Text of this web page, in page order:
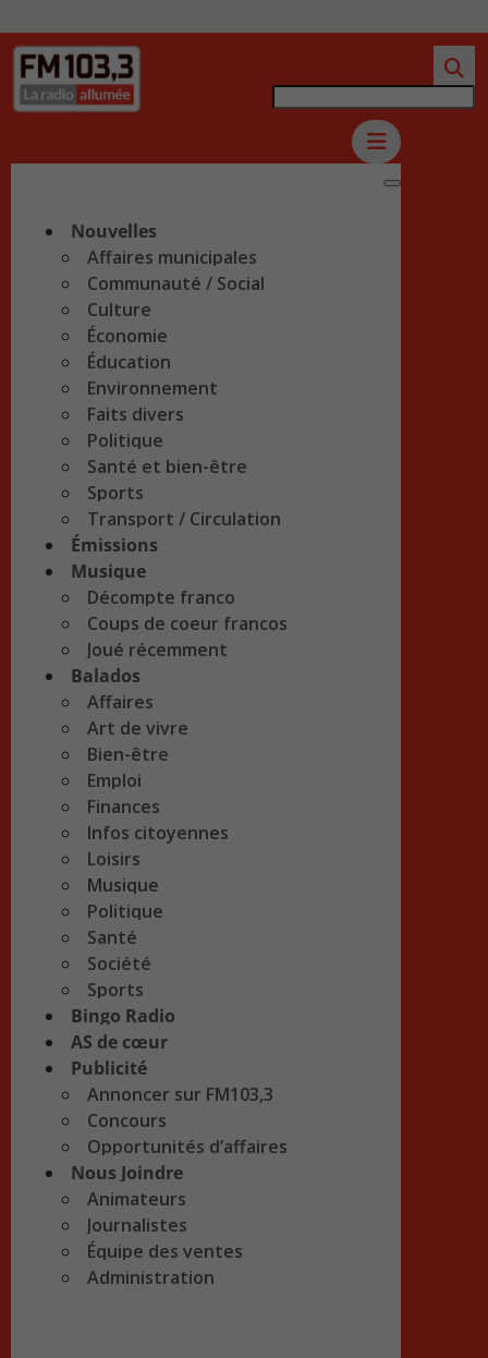
Nouvelles
Affaires municipales
Communauté / Social
Culture
Économie
Éducation
Environnement
Faits divers
Politique
Santé et bien-être
Sports
Transport / Circulation
Émissions
Musique
Décompte franco
Coups de coeur francos
Joué récemment
Balados
Affaires
Art de vivre
Bien-être
Emploi
Finances
Infos citoyennes
Loisirs
Musique
Politique
Santé
Société
Sports
Bingo Radio
AS de cœur
Publicité
Annoncer sur FM103,3
Concours
Opportunités d’affaires
Nous Joindre
Animateurs
Journalistes
Équipe des ventes
Administration